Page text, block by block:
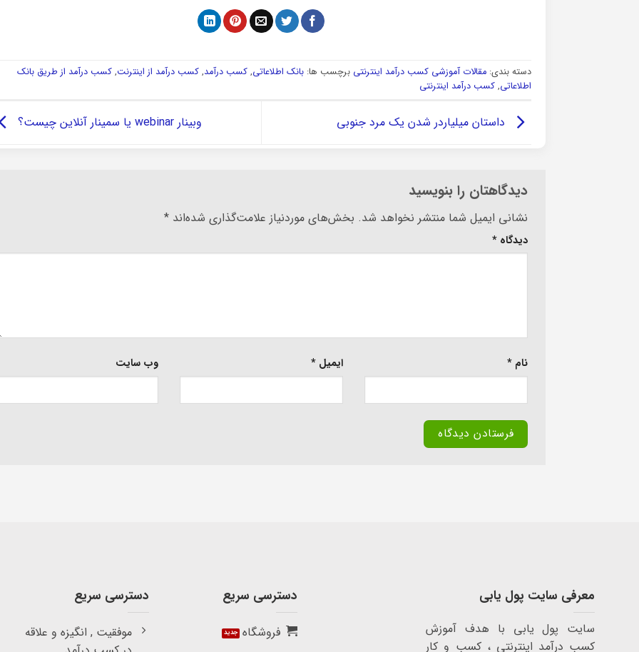
دسته بندی: مقالات آموزشی کسب درآمد اینترنتی برچسب ها: بانک اطلاعاتی, کسب درآمد, کسب درآمد از اینترنت, کسب درآمد از طریق بانک
اطلاعاتی, کسب درآمد اینترنتی
داستان میلیاردر شدن یک مرد جنوبی وبینار webinar یا سمینار آنلاین چیست؟
دیدگاهتان را بنویسید
نشانی ایمیل شما منتشر نخواهد شد. بخش‌های موردنیاز علامت‌گذاری شده‌اند *
دیدگاه *
نام * ایمیل * وب‌ سایت
Alternative:
معرفی سایت پول یابی
سایت پول یابی با هدف آموزش
کسب درآمد اینترنتی ، کسب و کار
دسترسی سریع
فروشگاه
دسترسی سریع
موفقیت , انگیزه و علاقه